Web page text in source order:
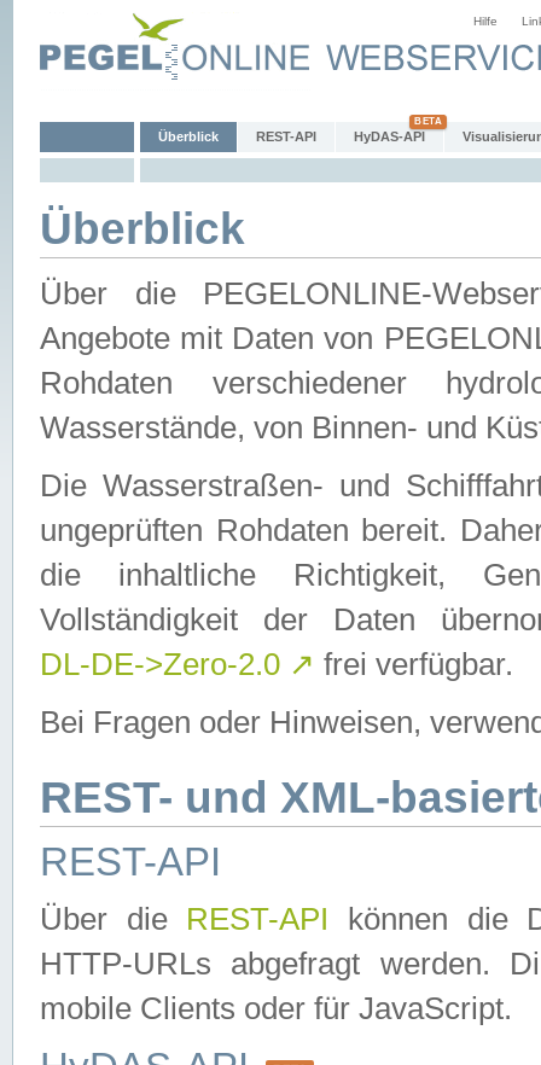
Hilfe
Überblick REST-API HyDAS-API
Überblick
Über die PEGELONLINE-
Angebote mit Daten von
Rohdaten verschiedener
Wasserstände, von Binnen- und
Die Wasserstraßen- und
ungeprüften Rohdaten bereit.
die inhaltliche Richtigkeit,
Vollständigkeit der Daten
DL-DE->Zero-2.0 ↗ frei verfügbar.
Bei Fragen oder Hinweisen,
REST- und XML-
REST-API
Über die REST-API können die
HTTP-URLs abgefragt werden.
mobile Clients oder für JavaScript.